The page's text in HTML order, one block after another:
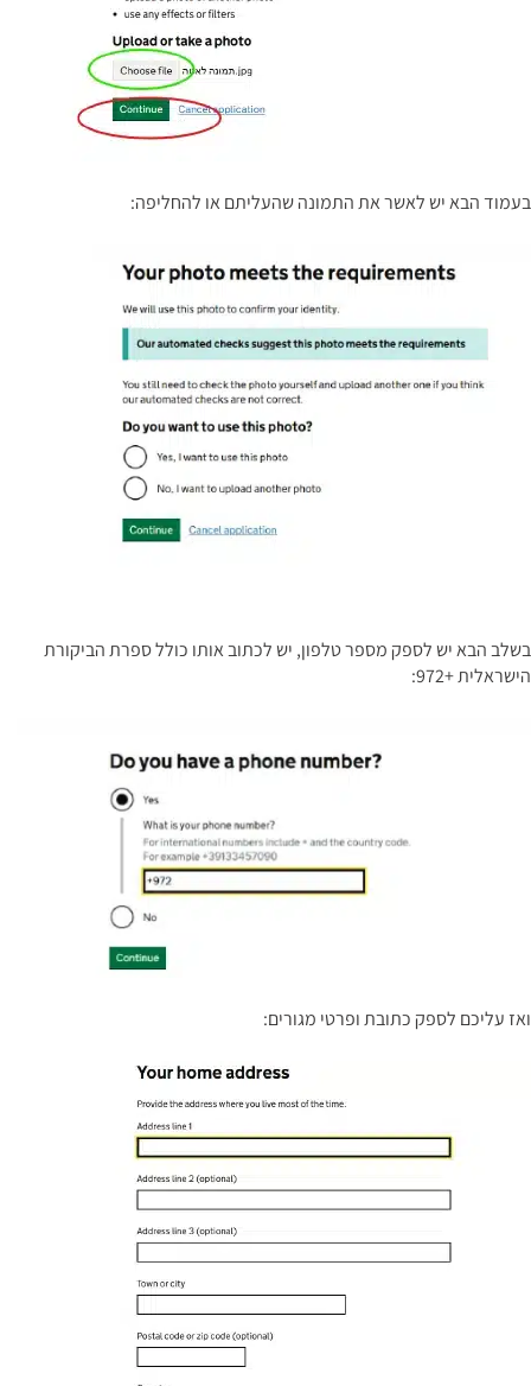
בעמוד הבא יש לאשר את התמונה שהעליתם או להחליפה:
בשלב הבא יש לספק מספר טלפון, יש לכתוב אותו כולל ספרת הביקורת
הישראלית +972:
ואז עליכם לספק כתובת ופרטי מגורים: